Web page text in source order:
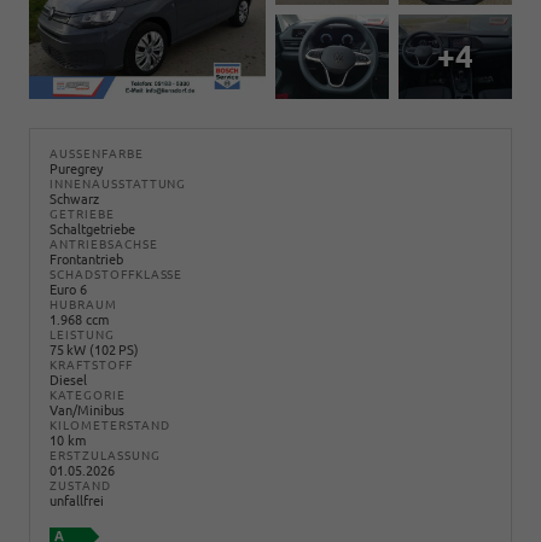
+4
AUSSENFARBE
Puregrey
INNENAUSSTATTUNG
Schwarz
GETRIEBE
Schaltgetriebe
ANTRIEBSACHSE
Frontantrieb
SCHADSTOFFKLASSE
Euro 6
HUBRAUM
1.968 ccm
LEISTUNG
75 kW (102 PS)
KRAFTSTOFF
Diesel
KATEGORIE
Van/Minibus
KILOMETERSTAND
10 km
ERSTZULASSUNG
01.05.2026
ZUSTAND
unfallfrei